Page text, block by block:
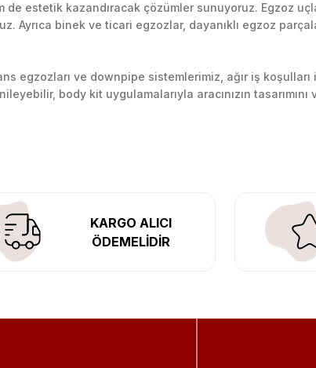
Yorum Yaz
de estetik kazandıracak çözümler sunuyoruz. Egzoz
Ayrıca binek ve ticari egzozlar, dayanıklı egzoz
egzozları ve downpipe sistemlerimiz, ağır iş
body kit uygulamalarıyla aracınızın
İstanbul’daki montaj merkezimizde profesyonel
KARGO ALICI
ÖDEMELİDİR